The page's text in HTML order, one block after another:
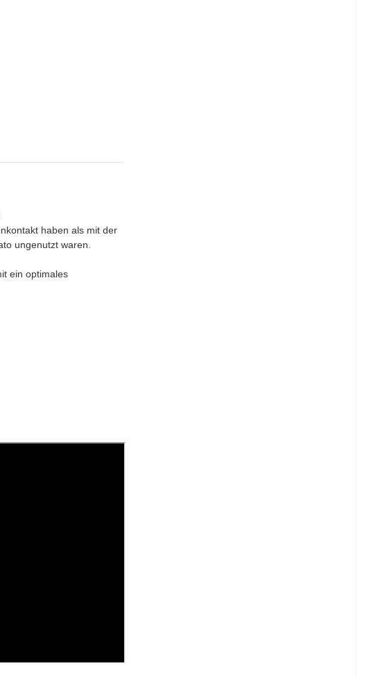
haben als mit der
ungenutzt waren.
ein optimales